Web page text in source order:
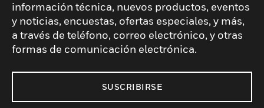
información técnica, nuevos productos, eventos
y noticias, encuestas, ofertas especiales, y más,
a través de teléfono, correo electrónico, y otras
formas de comunicación electrónica.
SUSCRIBIRSE